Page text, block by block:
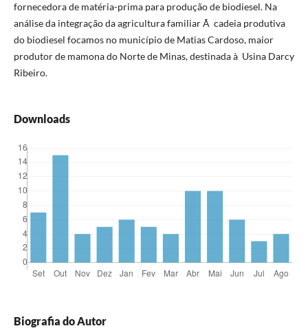
fornecedora de matéria-prima para produção de biodiesel. Na
análise da integração da agricultura familiar Ã cadeia produtiva
do biodiesel focamos no município de Matias Cardoso, maior
produtor de mamona do Norte de Minas, destinada à Usina Darcy
Ribeiro.
Downloads
Biografia do Autor